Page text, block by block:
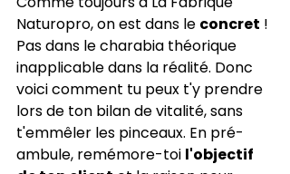
Naturopro, on est dans le concret !
Pas dans le charabia théorique
inapplicable dans la réalité. Donc
voici comment tu peux t'y prendre
lors de ton bilan de vitalité, sans
t'emmêler les pinceaux. En pré-
ambule, remémore-toi l'objectif